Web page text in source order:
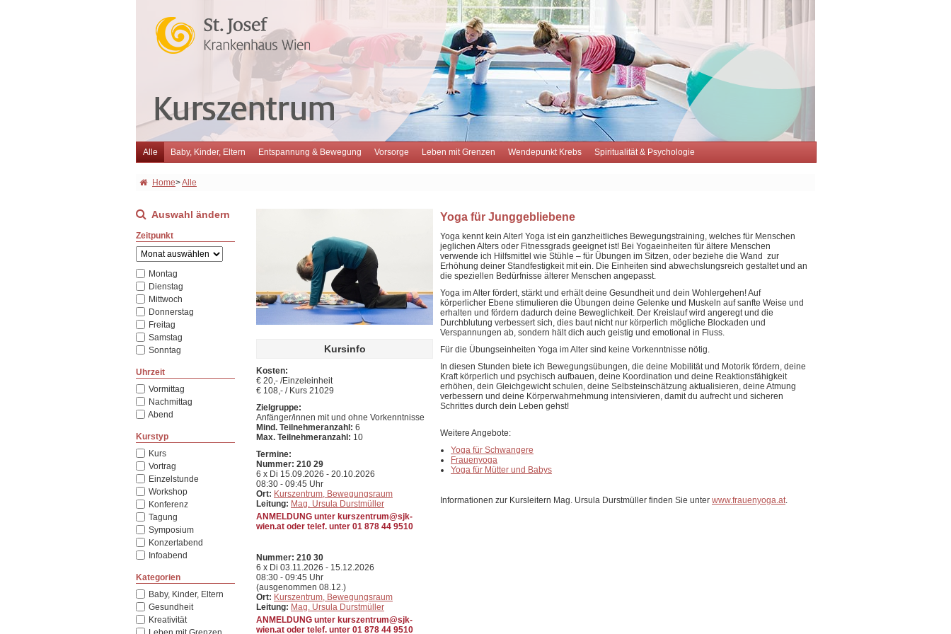
Alle Baby, Kinder, Eltern Entspannung & Bewegung Vorsorge Leben mit Grenzen Wendepunkt Krebs Spiritualität & Psychologie
Home>Alle
Auswahl ändern
Zeitpunkt
Montag
Dienstag
Mittwoch
Donnerstag
Freitag
Samstag
Sonntag
Uhrzeit
Vormittag
Nachmittag
Abend
Kurstyp
Kurs
Vortrag
Einzelstunde
Workshop
Konferenz
Tagung
Symposium
Konzertabend
Infoabend
Kategorien
Baby, Kinder, Eltern
Gesundheit
Kreativität
Kursinfo
Kosten:
€ 20,- /Einzeleinheit
€ 108,- / Kurs 21029
Zielgruppe:
Anfänger/innen mit und ohne Vorkenntnisse
Mind. Teilnehmeranzahl: 6
Max. Teilnehmeranzahl: 10
Termine:
Nummer: 210 29
6 x Di 15.09.2026 - 20.10.2026
08:30 - 09:45 Uhr
Ort: Kurszentrum, Bewegungsraum
Leitung: Mag. Ursula Durstmüller
ANMELDUNG unter kurszentrum@sjk-
wien.at oder telef. unter 01 878 44 9510
Nummer: 210 30
6 x Di 03.11.2026 - 15.12.2026
08:30 - 09:45 Uhr
(ausgenommen 08.12.)
Ort: Kurszentrum, Bewegungsraum
Leitung: Mag. Ursula Durstmüller
ANMELDUNG unter kurszentrum@sjk-
wien.at oder telef. unter 01 878 44 9510
Yoga für Junggebliebene
Yoga kennt kein Alter! Yoga ist ein ganzheitliches Bewegungstraining, welches für Menschen
jeglichen Alters oder Fitnessgrads geeignet ist! Bei Yogaeinheiten für ältere Menschen
verwende ich Hilfsmittel wie Stühle – für Übungen im Sitzen, oder beziehe die Wand zur
Erhöhung deiner Standfestigkeit mit ein. Die Einheiten sind abwechslungsreich gestaltet und an
die speziellen Bedürfnisse älterer Menschen angepasst.
Yoga im Alter fördert, stärkt und erhält deine Gesundheit und dein Wohlergehen! Auf
körperlicher Ebene stimulieren die Übungen deine Gelenke und Muskeln auf sanfte Weise und
erhalten und fördern dadurch deine Beweglichkeit. Der Kreislauf wird angeregt und die
Durchblutung verbessert sich, dies baut nicht nur körperlich mögliche Blockaden und
Verspannungen ab, sondern hält dich auch geistig und emotional in Fluss.
Für die Übungseinheiten Yoga im Alter sind keine Vorkenntnisse nötig.
In diesen Stunden biete ich Bewegungsübungen, die deine Mobilität und Motorik fördern, deine
Kraft körperlich und psychisch aufbauen, deine Koordination und deine Reaktionsfähigkeit
erhöhen, dein Gleichgewicht schulen, deine Selbsteinschätzung aktualisieren, deine Atmung
verbessern und deine Körperwahrnehmung intensivieren, damit du aufrecht und sicheren
Schrittes durch dein Leben gehst!
Weitere Angebote:
Yoga für Schwangere
Frauenyoga
Yoga für Mütter und Babys
Informationen zur Kursleitern Mag. Ursula Durstmüller finden Sie unter www.frauenyoga.at.